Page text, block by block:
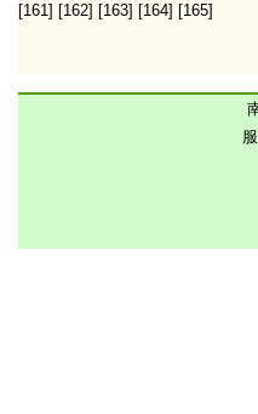
[161] [162] [163] [164] [165]